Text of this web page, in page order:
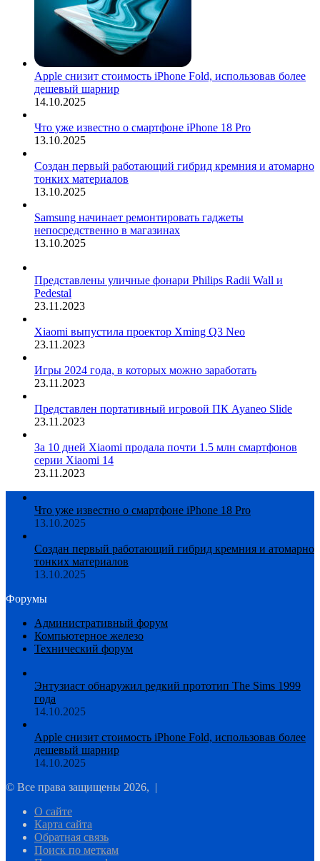
Apple снизит стоимость iPhone Fold, использовав более
дешевый шарнир
14.10.2025
Что уже известно о смартфоне iPhone 18 Pro
13.10.2025
Создан первый работающий гибрид кремния и атомарно
тонких материалов
13.10.2025
Samsung начинает ремонтировать гаджеты
непосредственно в магазинах
13.10.2025
Представлены уличные фонари Philips Radii Wall и
Pedestal
23.11.2023
Xiaomi выпустила проектор Xming Q3 Neo
23.11.2023
Игры 2024 года, в которых можно заработать
23.11.2023
Представлен портативный игровой ПК Ayaneo Slide
23.11.2023
За 10 дней Xiaomi продала почти 1.5 млн смартфонов
серии Xiaomi 14
23.11.2023
Что уже известно о смартфоне iPhone 18 Pro
13.10.2025
Создан первый работающий гибрид кремния и атомарно
тонких материалов
13.10.2025
Форумы
Административный форум
Компьютерное железо
Технический форум
Энтузиаст обнаружил редкий прототип The Sims 1999
года
14.10.2025
Apple снизит стоимость iPhone Fold, использовав более
дешевый шарнир
14.10.2025
© Все права защищены 2026, |
О сайте
Карта сайта
Обратная связь
Поиск по меткам